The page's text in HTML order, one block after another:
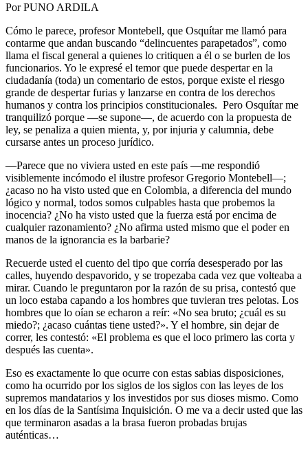
Por PUNO ARDILA
Cómo le parece, profesor Montebell, que Osquítar me llamó para
contarme que andan buscando “delincuentes parapetados”, como
llama el fiscal general a quienes lo critiquen a él o se burlen de los
funcionarios. Yo le expresé el temor que puede despertar en la
ciudadanía (toda) un comentario de estos, porque existe el riesgo
grande de despertar furias y lanzarse en contra de los derechos
humanos y contra los principios constitucionales. Pero Osquítar me
tranquilizó porque —se supone—, de acuerdo con la propuesta de
ley, se penaliza a quien mienta, y, por injuria y calumnia, debe
cursarse antes un proceso jurídico.
—Parece que no viviera usted en este país —me respondió
visiblemente incómodo el ilustre profesor Gregorio Montebell—;
¿acaso no ha visto usted que en Colombia, a diferencia del mundo
lógico y normal, todos somos culpables hasta que probemos la
inocencia? ¿No ha visto usted que la fuerza está por encima de
cualquier razonamiento? ¿No afirma usted mismo que el poder en
manos de la ignorancia es la barbarie?
Recuerde usted el cuento del tipo que corría desesperado por las
calles, huyendo despavorido, y se tropezaba cada vez que volteaba a
mirar. Cuando le preguntaron por la razón de su prisa, contestó que
un loco estaba capando a los hombres que tuvieran tres pelotas. Los
hombres que lo oían se echaron a reír: «No sea bruto; ¿cuál es su
miedo?; ¿acaso cuántas tiene usted?». Y el hombre, sin dejar de
correr, les contestó: «El problema es que el loco primero las corta y
después las cuenta».
Eso es exactamente lo que ocurre con estas sabias disposiciones,
como ha ocurrido por los siglos de los siglos con las leyes de los
supremos mandatarios y los investidos por sus dioses mismo. Como
en los días de la Santísima Inquisición. O me va a decir usted que las
que terminaron asadas a la brasa fueron probadas brujas
auténticas…